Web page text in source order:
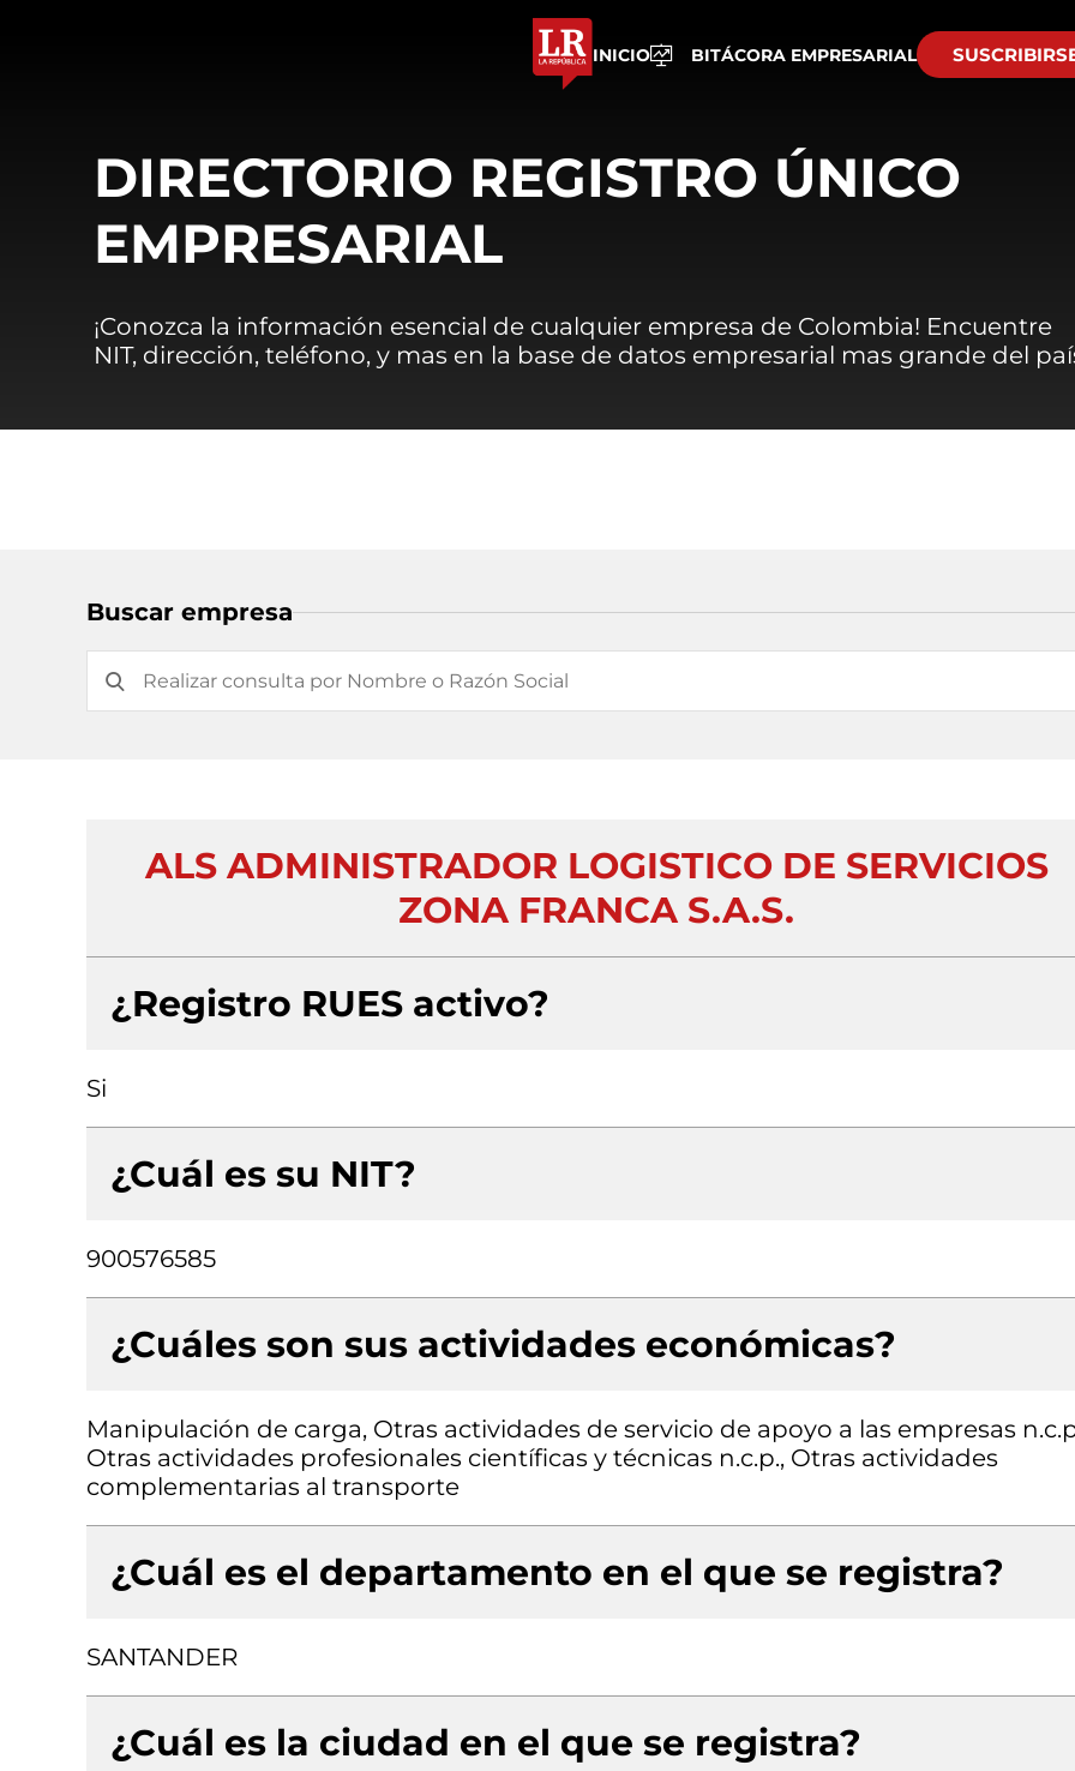
INICIO BITÁCORA EMPRESARIAL
DIRECTORIO REGISTRO ÚNICO
EMPRESARIAL
¡Conozca la información esencial de cualquier empresa de Colombia! Encuentre
NIT, dirección, teléfono, y mas en la base de datos empresarial mas grande del
Buscar empresa
ALS ADMINISTRADOR LOGISTICO DE SERVICIOS
ZONA FRANCA S.A.S.
¿Registro RUES activo?
Si
¿Cuál es su NIT?
900576585
¿Cuáles son sus actividades económicas?
Manipulación de carga, Otras actividades de servicio de apoyo a las empresas
Otras actividades profesionales científicas y técnicas n.c.p., Otras actividades
complementarias al transporte
¿Cuál es el departamento en el que se registra?
SANTANDER
¿Cuál es la ciudad en el que se registra?